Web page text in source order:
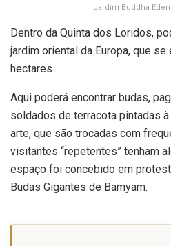
Jardim Buddha
Dentro da Quinta dos Loridos,
jardim oriental da Europa, que
hectares.
Aqui poderá encontrar budas,
soldados de terracota pintadas
arte, que são trocadas com
visitantes “repetentes” tenham
espaço foi concebido em
Budas Gigantes de Bamyam.